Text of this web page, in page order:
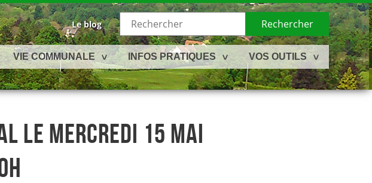
Rechercher
VIE COMMUNALE INFOS PRATIQUES VOS OUTILS
Le blog
LE MERCREDI 15 MAI